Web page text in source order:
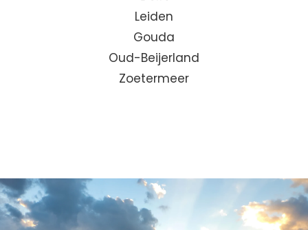
Leiden
Gouda
Oud-Beijerland
Zoetermeer